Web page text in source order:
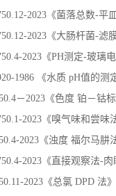
2023《菌落总数-平
2023《大肠杆菌-滤
2023《PH测定-玻璃
1986 《水质 pH值的测
－2023《色度 铂－钴
2023《嗅气味和尝味
2023《浊度 福尔马肼
2023《直接观察法-
2023《总氯 DPD 法